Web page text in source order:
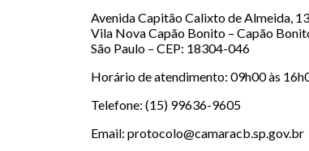
Avenida Capitão Calixto de Almeida,
Vila Nova Capão Bonito – Capão
São Paulo – CEP: 18304-046
Horário de atendimento: 09h00 às
Telefone: (15) 99636-9605
Email: protocolo@camaracb.sp.gov.br